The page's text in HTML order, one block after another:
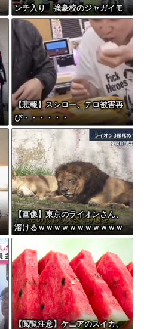
ンチ入り 強豪校のジャガイモ
ダンサー←ベンチ外
【悲報】スシロー、テロ被害再
び・・・・・・
【画像】東京のライオンさん、
溶けるｗｗｗｗｗｗｗｗｗｗｗ
ｗｗｗｗｗｗｗｗｗｗｗ
【閲覧注意】ケニアのスイカ、